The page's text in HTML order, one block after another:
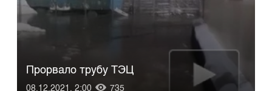
08.12.2021, 2:00 735
Прорвало трубу ТЭЦ